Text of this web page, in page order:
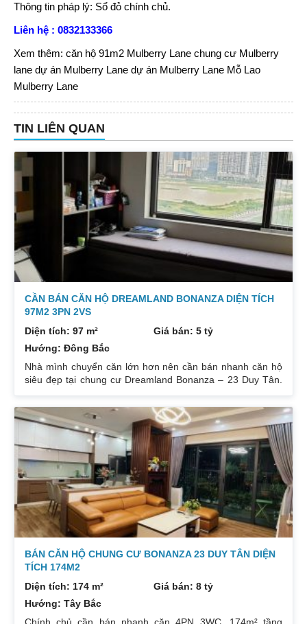
Thông tin pháp lý: Sổ đỏ chính chủ.
Liên hệ : 0832133366
Xem thêm: căn hộ 91m2 Mulberry Lane chung cư Mulberry
lane dự án Mulberry Lane dự án Mulberry Lane Mỗ Lao
Mulberry Lane
TIN LIÊN QUAN
CẦN BÁN CĂN HỘ DREAMLAND BONANZA DIỆN TÍCH
97M2 3PN 2VS
Diện tích: 97 m²
Giá bán: 5 tỷ
Hướng: Đông Bắc
Nhà mình chuyển căn lớn hơn nên cần bán nhanh căn hộ
siêu đẹp tại chung cư Dreamland Bonanza – 23 Duy Tân.
hợp lý các phòng đều tràn ngập ánh sáng tự nhiên. Hướng
cửa Bắc. Ban công Tây. Tầng cao view bát ngát thoáng
mát. Nhà nguyên Bản CĐT. Giá bán: 5 tỷ có thương lượng
đẹp. Liên hệ : 0832133366
BÁN CĂN HỘ CHUNG CƯ BONANZA 23 DUY TÂN DIỆN
TÍCH 174M2
Diện tích: 174 m²
Giá bán: 8 tỷ
Hướng: Tây Bắc